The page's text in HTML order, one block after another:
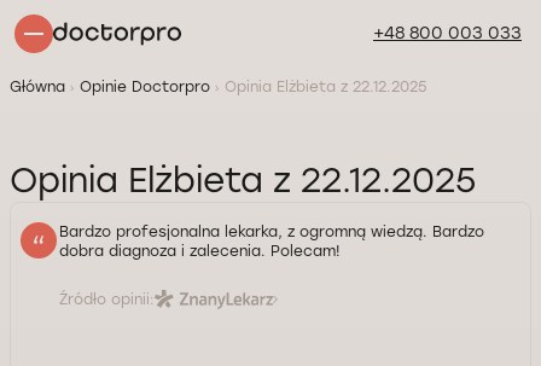
+48 800 003 033
Główna Opinie Doctorpro Opinia Elżbieta z 22.12.2025
Opinia Elżbieta z 22.12.2025
Bardzo profesjonalna lekarka, z ogromną wiedzą. Bardzo
dobra diagnoza i zalecenia. Polecam!
Źródło opinii: